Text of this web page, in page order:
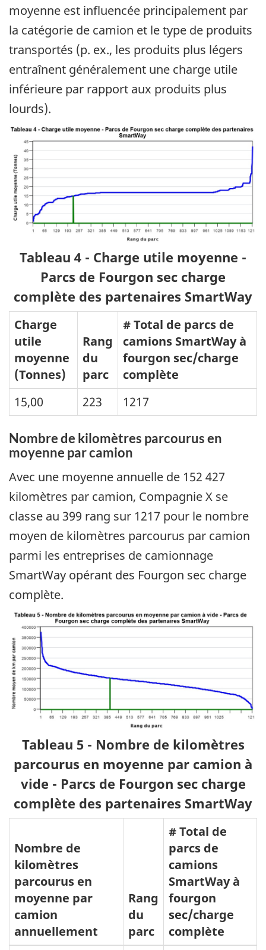
moyenne est influencée principalement par
la catégorie de camion et le type de produits
transportés (p. ex., les produits plus légers
entraînent généralement une charge utile
inférieure par rapport aux produits plus
lourds).
Tableau 4 - Charge utile moyenne -
Parcs de Fourgon sec charge
complète des partenaires SmartWay
Charge
utile
moyenne
(Tonnes)
Rang
du
parc
# Total de parcs de
camions SmartWay à
fourgon sec/charge
complète
15,00
223 1217
Nombre de kilomètres parcourus en
moyenne par camion
Avec une moyenne annuelle de 152 427
kilomètres par camion, Compagnie X se
classe au 399 rang sur 1217 pour le nombre
moyen de kilomètres parcourus par camion
parmi les entreprises de camionnage
SmartWay opérant des Fourgon sec charge
complète.
Tableau 5 - Nombre de kilomètres
parcourus en moyenne par camion à
vide - Parcs de Fourgon sec charge
complète des partenaires SmartWay
Nombre de
kilomètres
parcourus en
moyenne par
camion
annuellement
Rang
du
parc
# Total de
parcs de
camions
SmartWay à
fourgon
sec/charge
complète